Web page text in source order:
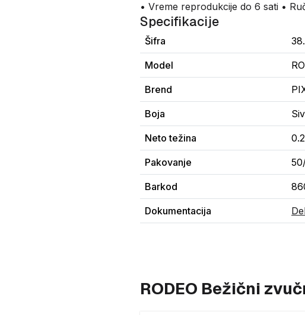
• Vreme reprodukcije do 6 sati •
Specifikacije
Šifra
Model
Brend
Boja
Neto težina
Pakovanje
Barkod
Dokumentacija
RODEO Bežični